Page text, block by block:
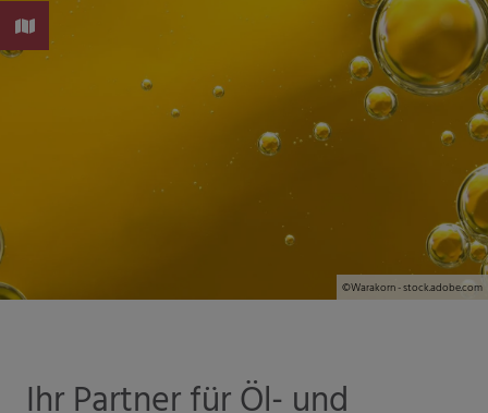
©Warakorn - stock.adobe.com
Ihr Partner für Öl- und